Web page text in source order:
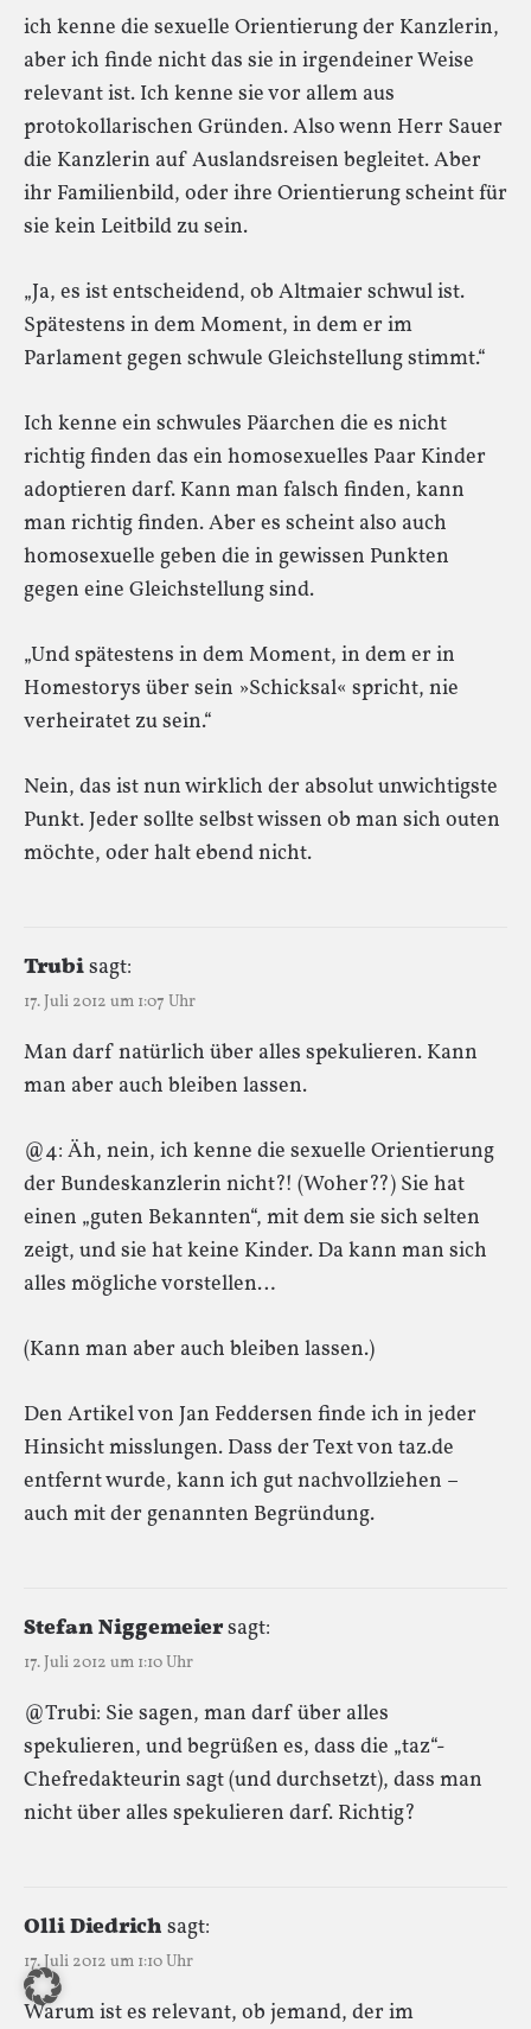
ich kenne die sexuelle Orientierung der Kanzlerin,
aber ich finde nicht das sie in irgendeiner Weise
relevant ist. Ich kenne sie vor allem aus
protokollarischen Gründen. Also wenn Herr Sauer
die Kanzlerin auf Auslandsreisen begleitet. Aber
ihr Familienbild, oder ihre Orientierung scheint für
sie kein Leitbild zu sein.
„Ja, es ist entscheidend, ob Altmaier schwul ist.
Spätestens in dem Moment, in dem er im
Parlament gegen schwule Gleichstellung stimmt.“
Ich kenne ein schwules Päarchen die es nicht
richtig finden das ein homosexuelles Paar Kinder
adoptieren darf. Kann man falsch finden, kann
man richtig finden. Aber es scheint also auch
homosexuelle geben die in gewissen Punkten
gegen eine Gleichstellung sind.
„Und spätestens in dem Moment, in dem er in
Homestorys über sein »Schicksal« spricht, nie
verheiratet zu sein.“
Nein, das ist nun wirklich der absolut unwichtigste
Punkt. Jeder sollte selbst wissen ob man sich outen
möchte, oder halt ebend nicht.
Trubisagt:
17. Juli 2012 um 1:07 Uhr
Man darf natürlich über alles spekulieren. Kann
man aber auch bleiben lassen.
@4: Äh, nein, ich kenne die sexuelle Orientierung
der Bundeskanzlerin nicht?! (Woher??) Sie hat
einen „guten Bekannten“, mit dem sie sich selten
zeigt, und sie hat keine Kinder. Da kann man sich
alles mögliche vorstellen…
(Kann man aber auch bleiben lassen.)
Den Artikel von Jan Feddersen finde ich in jeder
Hinsicht misslungen. Dass der Text von taz.de
entfernt wurde, kann ich gut nachvollziehen –
auch mit der genannten Begründung.
Stefan Niggemeiersagt:
17. Juli 2012 um 1:10 Uhr
@Trubi: Sie sagen, man darf über alles
spekulieren, und begrüßen es, dass die „taz“-
Chefredakteurin sagt (und durchsetzt), dass man
nicht über alles spekulieren darf. Richtig?
Olli Diedrich sagt:
17. Juli 2012 um 1:10 Uhr
Warum ist es relevant, ob jemand, der im